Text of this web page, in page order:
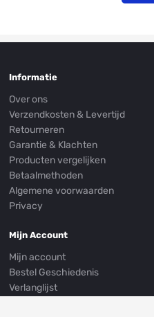
Informatie
Over ons
Verzendkosten & Levertijd
Retourneren
Garantie & Klachten
Producten vergelijken
Betaalmethoden
Algemene voorwaarden
Privacy
Mijn Account
Mijn account
Bestel Geschiedenis
Verlanglijst